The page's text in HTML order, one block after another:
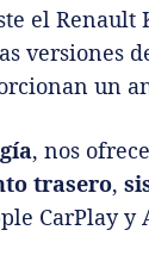
el
versiones
un
, nos
trasero,
CarPlay